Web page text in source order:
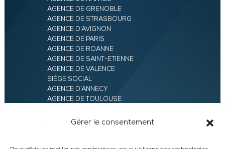
Gérer le consentement
AGENCE DE GRENOBLE
AGENCE DE STRASBOURG
AGENCE D’AVIGNON
AGENCE DE PARIS
AGENCE DE ROANNE
AGENCE DE SAINT-ETIENNE
AGENCE DE VALENCE
SIÈGE SOCIAL
AGENCE D’ANNECY
AGENCE DE TOULOUSE
AGENCE D’ORLÉANS